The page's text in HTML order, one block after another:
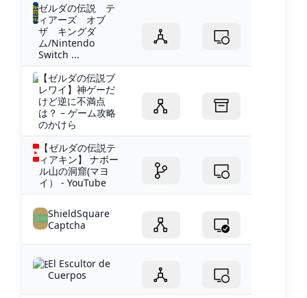
ゼルダの伝説 テ
ィアーズ オブ
ザ キングダ
ム/Nintendo
Switch ...
【ゼルダの伝説ブ
レワイ】神ゲーだ
けど逆に不満点
は？ – ゲーム攻略
のかけら
【ゼルダの伝説テ
ィアキン】 ナボー
ル山の洞窟(マヨ
イ） - YouTube
ShieldSquare
Captcha
El Escultor de
Cuerpos